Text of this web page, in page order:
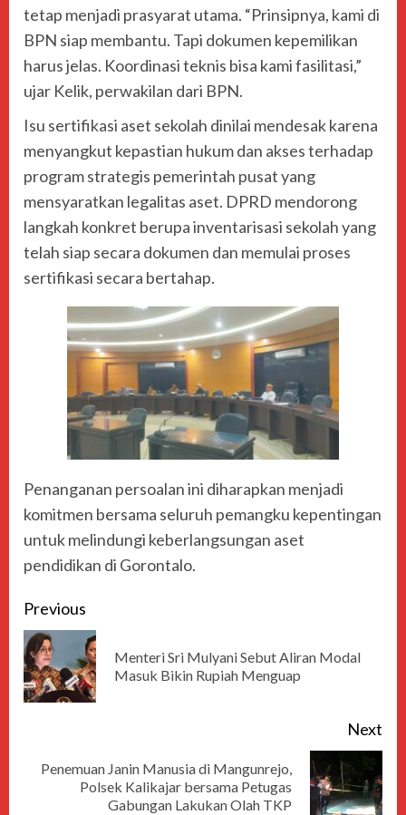
tetap menjadi prasyarat utama. “Prinsipnya, kami di
BPN siap membantu. Tapi dokumen kepemilikan
harus jelas. Koordinasi teknis bisa kami fasilitasi,”
ujar Kelik, perwakilan dari BPN.
Isu sertifikasi aset sekolah dinilai mendesak karena
menyangkut kepastian hukum dan akses terhadap
program strategis pemerintah pusat yang
mensyaratkan legalitas aset. DPRD mendorong
langkah konkret berupa inventarisasi sekolah yang
telah siap secara dokumen dan memulai proses
sertifikasi secara bertahap.
Penanganan persoalan ini diharapkan menjadi
komitmen bersama seluruh pemangku kepentingan
untuk melindungi keberlangsungan aset
pendidikan di Gorontalo.
Previous
Menteri Sri Mulyani Sebut Aliran Modal
Masuk Bikin Rupiah Menguap
Next
Penemuan Janin Manusia di Mangunrejo,
Polsek Kalikajar bersama Petugas
Gabungan Lakukan Olah TKP